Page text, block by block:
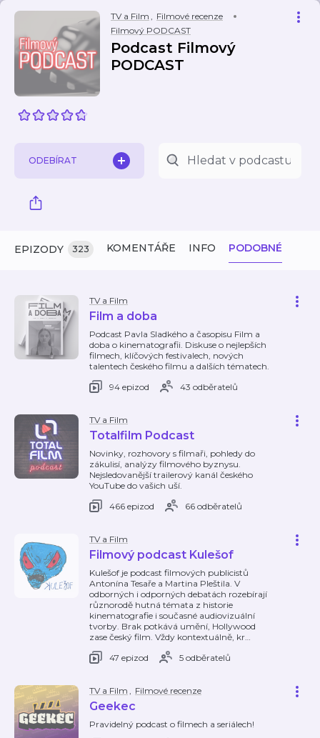
TV a Film , Filmové recenze
Filmový PODCAST
Podcast Filmový
PODCAST
ODEBÍRAT
EPIZODY 323 KOMENTÁŘE INFO PODOBNÉ
TV a Film
Film a doba
Podcast Pavla Sladkého a časopisu Film a
doba o kinematografii. Diskuse o nejlepších
filmech, klíčových festivalech, nových
talentech českého filmu a dalších tématech.
94 epizod
43 odběratelů
TV a Film
Totalfilm Podcast
Novinky, rozhovory s filmaři, pohledy do
zákulisí, analýzy filmového byznysu.
Nejsledovanější trailerový kanál českého
YouTube do vašich uší.
466 epizod
66 odběratelů
TV a Film
Filmový podcast Kulešof
Kulešof je podcast filmových publicistů
Antonína Tesaře a Martina Pleštila. V
odborných i odporných debatách rozebírají
různorodě hutná témata z historie
kinematografie i současné audiovizuální
tvorby. Brak potkává umění, Hollywood
zase český film. Vždy kontextuálně, kr…
47 epizod
5 odběratelů
TV a Film , Filmové recenze
Geekec
Pravidelný podcast o filmech a seriálech!